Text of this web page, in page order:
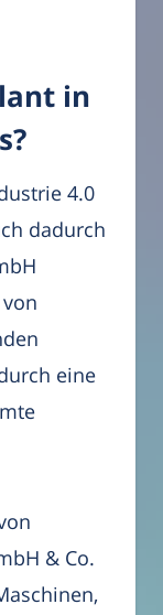
in
4.0
dadurch
eine
& Co.